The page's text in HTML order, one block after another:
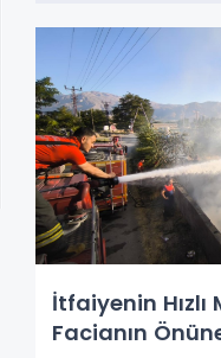
İtfaiyenin Hızlı
Facianın